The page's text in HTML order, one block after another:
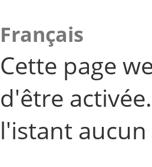
Français
Cette page
d'être
l'istant